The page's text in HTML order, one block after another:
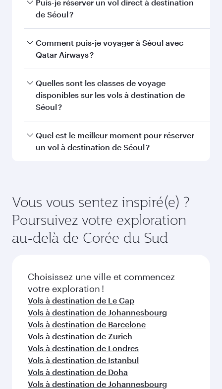
Puis-je réserver un vol direct à destination
de Séoul ?
Oui, Qatar Airways opère des vols directs vers
Séoul. Recherchez les vols depuis notre page
Comment puis-je voyager à Séoul avec
Qatar Airways ?
Vous pouvez voyager directement à Séoul avec
Qatar Airways. Nous desservons plus de 150
destinations via Doha, avec des
Quelles sont les classes de voyage
disponibles sur les vols à destination de
Séoul ?
La disponibilité des classes de voyage dépend
de l'itinéraire et de la compagnie aérienne
en Classe Économique. Les classes de voyage
disponibles peuvent varier sur les vols opérés
par nos partenaires. Veuillez vérifier les détails
du vol au moment de la réservation.
Quel est le meilleur moment pour réserver
un vol à destination de Séoul ?
meilleurs tarifs aux dates de votre choix. Les
tarifs varient en fonction de la demande
saisonnière, de la popularité de l'itinéraire et de
la disponibilité des classes de voyage.
Vous vous sentez inspiré(e) ?
Poursuivez votre exploration
au-delà de Corée du Sud
Choisissez une ville et commencez
votre exploration !
Vols à destination de Le Cap
Vols à destination de Johannesbourg
Vols à destination de Barcelone
Vols à destination de Zurich
Vols à destination de Londres
Vols à destination de Istanbul
Vols à destination de Doha
Vols à destination de Johannesbourg